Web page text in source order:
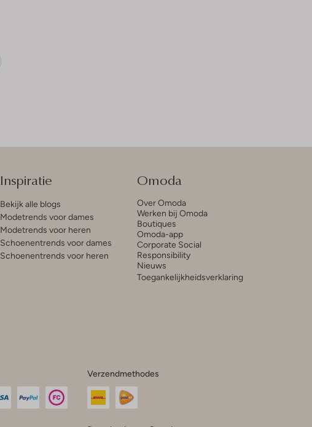
Inspiratie
Bekijk alle blogs
Modetrends voor dames
Modetrends voor heren
Schoenentrends voor dames
Schoenentrends voor heren
Omoda
Over Omoda
Werken bij Omoda
Boutiques
Omoda-app
Corporate Social
Responsibility
Nieuws
Toegankelijkheidsverklaring
Verzendmethodes